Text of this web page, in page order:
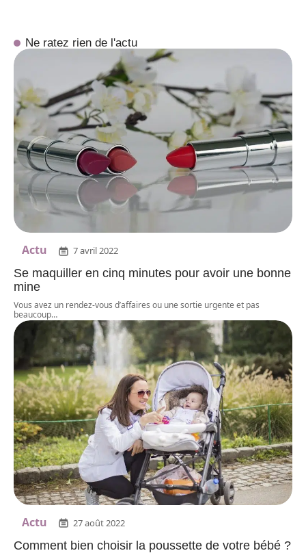
Ne ratez rien de l'actu
Actu 7 avril 2022
Se maquiller en cinq minutes pour avoir une bonne
mine
Vous avez un rendez-vous d’affaires ou une sortie urgente et pas
beaucoup…
Actu 27 août 2022
Comment bien choisir la poussette de votre bébé ?